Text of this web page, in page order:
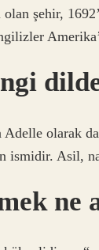
şehir,
olarak
ismidir. Asil,
ne